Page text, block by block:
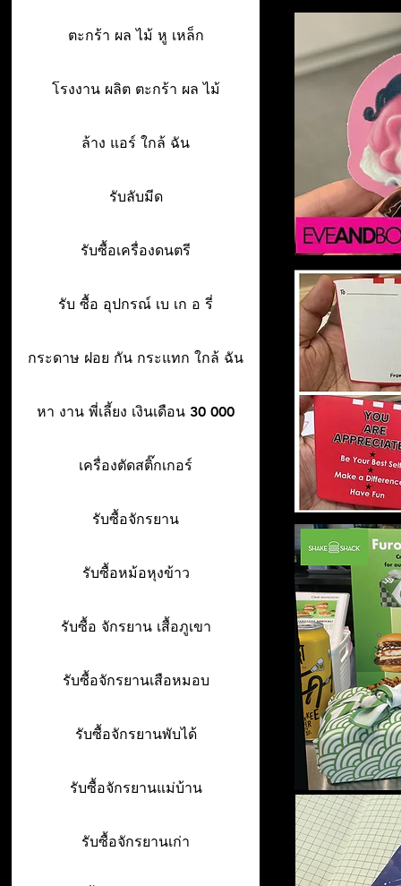
ตะกร้า ผล ไม้ หู เหล็ก
โรงงาน ผลิต ตะกร้า ผล ไม้
ล้าง แอร์ ใกล้ ฉัน
รับลับมีด
รับซื้อเครื่องดนตรี
รับ ซื้อ อุปกรณ์ เบ เก อ รี่
กระดาษ ฝอย กัน กระแทก ใกล้ ฉัน
หา งาน พี่เลี้ยง เงินเดือน 30 000
เครื่องตัดสติ๊กเกอร์
รับซื้อจักรยาน
รับซื้อหม้อหุงข้าว
รับซื้อ จักรยาน เสื้อภูเขา
รับซื้อจักรยานเสือหมอบ
รับซื้อจักรยานพับได้
รับซื้อจักรยานแม่บ้าน
รับซื้อจักรยานเก่า